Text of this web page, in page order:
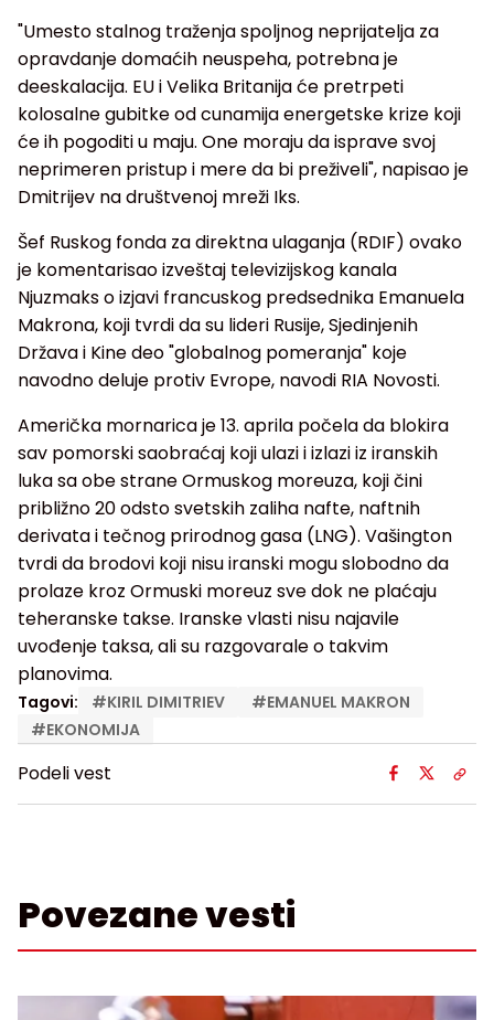
"Umesto stalnog traženja spoljnog neprijatelja za
opravdanje domaćih neuspeha, potrebna je
deeskalacija. EU i Velika Britanija će pretrpeti
kolosalne gubitke od cunamija energetske krize koji
će ih pogoditi u maju. One moraju da isprave svoj
neprimeren pristup i mere da bi preživeli", napisao je
Dmitrijev na društvenoj mreži Iks.
Šef Ruskog fonda za direktna ulaganja (RDIF) ovako
je komentarisao izveštaj televizijskog kanala
Njuzmaks o izjavi francuskog predsednika Emanuela
Makrona, koji tvrdi da su lideri Rusije, Sjedinjenih
Država i Kine deo "globalnog pomeranja" koje
navodno deluje protiv Evrope, navodi RIA Novosti.
Američka mornarica je 13. aprila počela da blokira
sav pomorski saobraćaj koji ulazi i izlazi iz iranskih
luka sa obe strane Ormuskog moreuza, koji čini
približno 20 odsto svetskih zaliha nafte, naftnih
derivata i tečnog prirodnog gasa (LNG). Vašington
tvrdi da brodovi koji nisu iranski mogu slobodno da
prolaze kroz Ormuski moreuz sve dok ne plaćaju
teheranske takse. Iranske vlasti nisu najavile
uvođenje taksa, ali su razgovarale o takvim
planovima.
Tagovi: #KIRIL DIMITRIEV #EMANUEL MAKRON
#EKONOMIJA
Podeli vest
Povezane vesti